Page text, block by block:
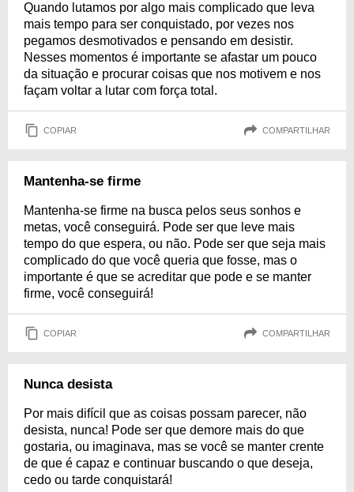
Quando lutamos por algo mais complicado que leva
mais tempo para ser conquistado, por vezes nos
pegamos desmotivados e pensando em desistir.
Nesses momentos é importante se afastar um pouco
da situação e procurar coisas que nos motivem e nos
façam voltar a lutar com força total.
COPIAR COMPARTILHAR
Mantenha-se firme
Mantenha-se firme na busca pelos seus sonhos e
metas, você conseguirá. Pode ser que leve mais
tempo do que espera, ou não. Pode ser que seja mais
complicado do que você queria que fosse, mas o
importante é que se acreditar que pode e se manter
firme, você conseguirá!
COPIAR COMPARTILHAR
Nunca desista
Por mais difícil que as coisas possam parecer, não
desista, nunca! Pode ser que demore mais do que
gostaria, ou imaginava, mas se você se manter crente
de que é capaz e continuar buscando o que deseja,
cedo ou tarde conquistará!